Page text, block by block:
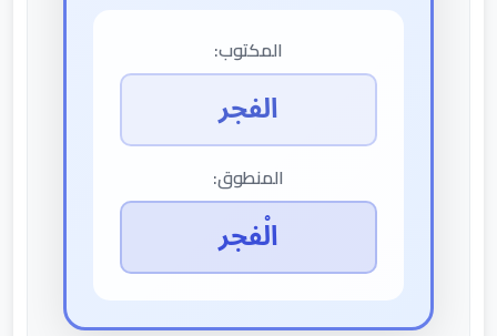
المكتوب:
الفجر
المنطوق:
الْفجر